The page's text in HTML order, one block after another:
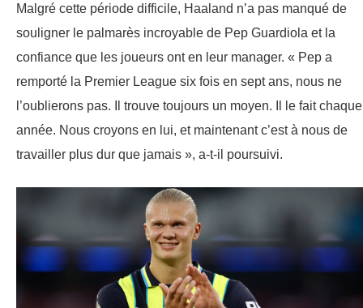
Malgré cette période difficile, Haaland n’a pas manqué de
souligner le palmarès incroyable de Pep Guardiola et la
confiance que les joueurs ont en leur manager. « Pep a
remporté la Premier League six fois en sept ans, nous ne
l’oublierons pas. Il trouve toujours un moyen. Il le fait chaque
année. Nous croyons en lui, et maintenant c’est à nous de
travailler plus dur que jamais », a-t-il poursuivi.